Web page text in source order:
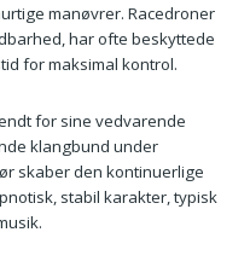
manøvrer. Racedroner
har ofte beskyttede
for maksimal kontrol.
for sine vedvarende
klangbund under
skaber den kontinuerlige
stabil karakter, typisk